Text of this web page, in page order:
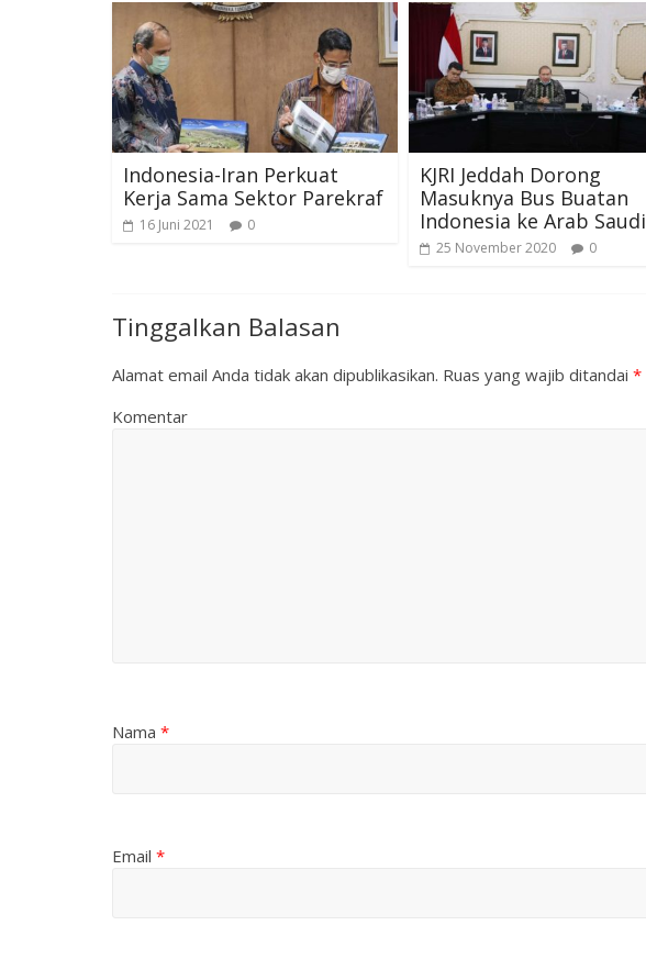
Indonesia-Iran Perkuat
Kerja Sama Sektor Parekraf
16 Juni 2021 0
KJRI Jeddah Dorong
Masuknya Bus Buatan
Indonesia ke Arab Saudi
25 November 2020 0
Tinggalkan Balasan
Alamat email Anda tidak akan dipublikasikan. Ruas yang wajib ditandai *
Komentar
Nama *
Email *